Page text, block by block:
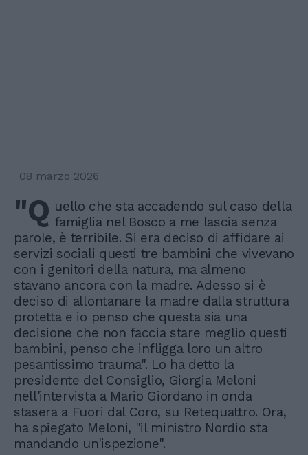
08 marzo 2026
"Q uello che sta accadendo sul caso della
famiglia nel Bosco a me lascia senza
parole, è terribile. Si era deciso di affidare ai
servizi sociali questi tre bambini che vivevano
con i genitori della natura, ma almeno
stavano ancora con la madre. Adesso si è
deciso di allontanare la madre dalla struttura
protetta e io penso che questa sia una
decisione che non faccia stare meglio questi
bambini, penso che infligga loro un altro
pesantissimo trauma". Lo ha detto la
presidente del Consiglio, Giorgia Meloni
nell'intervista a Mario Giordano in onda
stasera a Fuori dal Coro, su Retequattro. Ora,
ha spiegato Meloni, "il ministro Nordio sta
mandando un'ispezione".